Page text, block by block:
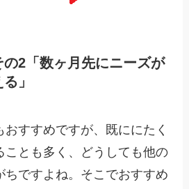
2「数ヶ月先にニーズが
」
すすめですが、既ににたく
ことも多く、どうしても他の
ちですよね。そこでおすすめ